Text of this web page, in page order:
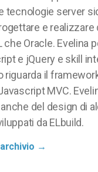
tecnologie server
e
che Oracle.
e jQuery e skill
riguarda il
MVC.
del design di
da ELbuild.
→